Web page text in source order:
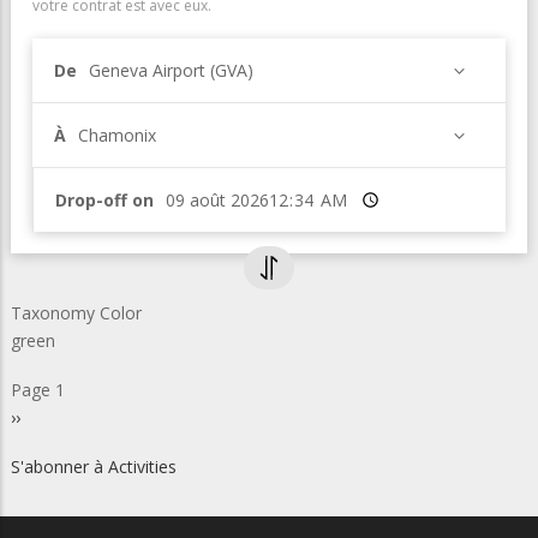
votre contrat est avec eux.
De Geneva Airport (GVA)
À Chamonix
Drop-off on Heure
Taxonomy Color
green
Page 1
Page
››
S'abonner à Activities